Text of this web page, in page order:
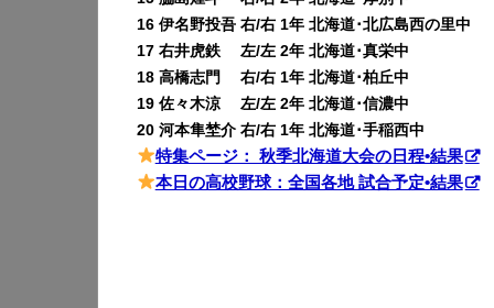
16 伊名野投吾 右/右 1年 北海道･北広島西の里中
17 右井虎鉄 左/左 2年 北海道･真栄中
18 高橋志門 右/右 1年 北海道･柏丘中
19 佐々木涼 左/左 2年 北海道･信濃中
20 河本隼埜介 右/右 1年 北海道･手稲西中
特集ページ： 秋季北海道大会の日程•結果
本日の高校野球：全国各地 試合予定•結果